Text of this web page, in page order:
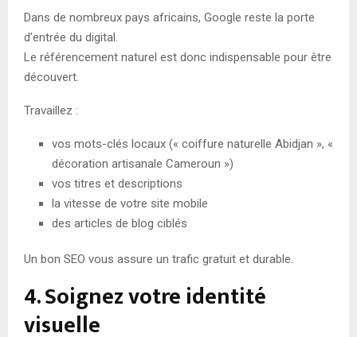
Dans de nombreux pays africains, Google reste la porte
d’entrée du digital.
Le référencement naturel est donc indispensable pour être
découvert.
Travaillez :
vos mots-clés locaux (« coiffure naturelle Abidjan », «
décoration artisanale Cameroun »)
vos titres et descriptions
la vitesse de votre site mobile
des articles de blog ciblés
Un bon SEO vous assure un trafic gratuit et durable.
4. Soignez votre identité
visuelle